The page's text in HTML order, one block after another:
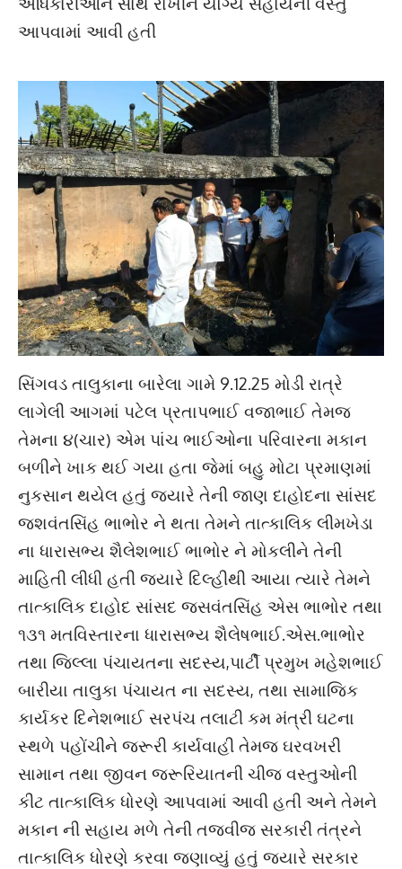
આપવામાં આવી હતી
સિંગવડ તાલુકાના બારેલા ગામે 9.12.25 મોડી રાત્રે
લાગેલી આગમાં પટેલ પ્રતાપભાઈ વજાભાઈ તેમજ
તેમના ૪(ચાર) એમ પાંચ ભાઈઓના પરિવારના મકાન
બળીને ખાક થઈ ગયા હતા જેમાં બહુ મોટા પ્રમાણમાં
નુકસાન થયેલ હતું જ્યારે તેની જાણ દાહોદના સાંસદ
જશવંતસિંહ ભાભોર ને થતા તેમને તાત્કાલિક લીમખેડા
ના ધારાસભ્ય શૈલેશભાઈ ભાભોર ને મોકલીને તેની
માહિતી લીધી હતી જ્યારે દિલ્હીથી આયા ત્યારે તેમને
તાત્કાલિક દાહોદ સાંસદ જસવંતસિંહ એસ ભાભોર તથા
૧૩૧ મતવિસ્તારના ધારાસભ્ય શૈલેષભાઈ.એસ.ભાભોર
તથા જિલ્લા પંચાયતના સદસ્ય,પાર્ટી પ્રમુખ મહેશભાઈ
બારીયા તાલુકા પંચાયત ના સદસ્ય, તથા સામાજિક
કાર્યકર દિનેશભાઈ સરપંચ તલાટી કમ મંત્રી ઘટના
સ્થળે પહોંચીને જરૂરી કાર્યવાહી તેમજ ઘરવખરી
સામાન તથા જીવન જરૂરિયાતની ચીજ વસ્તુઓની
કીટ તાત્કાલિક ધોરણે આપવામાં આવી હતી અને તેમને
મકાન ની સહાય મળે તેની તજવીજ સરકારી તંત્રને
તાત્કાલિક ધોરણે કરવા જણાવ્યું હતું જ્યારે સરકાર